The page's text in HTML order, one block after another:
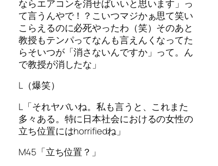
ならエアコンを消せばいいと思います」っ
て言うんやで！？こいつマジかぁ思て笑い
こらえるのに必死やったわ（笑）そのあと
教授もテンパってなんも言えんくなってた
らそいつが「消さないんですか」って。ん
で教授が消したな」
L（爆笑）
L「それヤバいね。私も言うと、これまた
多々ある。特に日本社会におけるの女性の
立ち位置にはhorrifiedね」
M45「立ち位置？」